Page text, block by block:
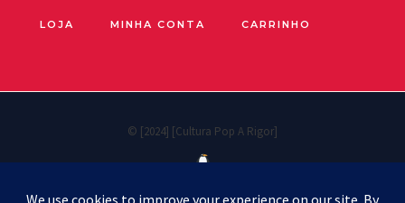
LOJA MINHA CONTA CARRINHO
© [2024] [Cultura Pop A Rigor]